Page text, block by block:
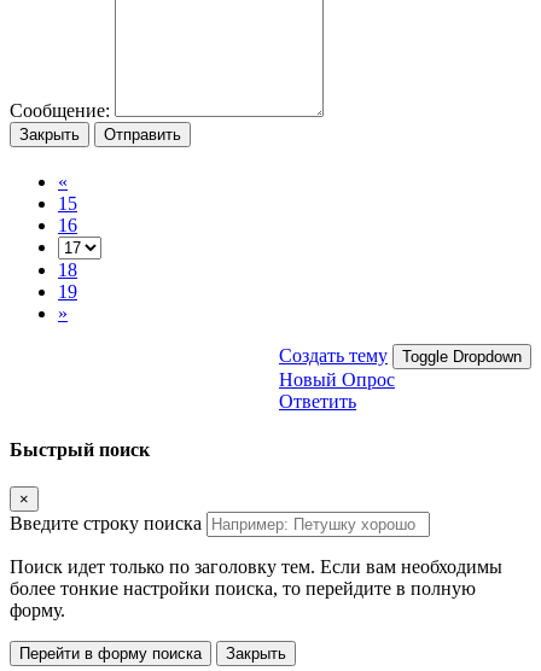
Сообщение:
Закрыть Отправить
«
15
16
18
19
»
Создать тему Toggle Dropdown
Новый Опрос
Ответить
Быстрый поиск
×
Введите строку поиска
Поиск идет только по заголовку тем. Если вам необходимы
более тонкие настройки поиска, то перейдите в полную
форму.
Перейти в форму поиска Закрыть